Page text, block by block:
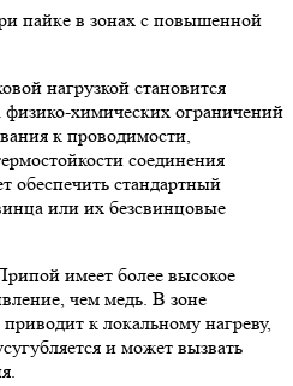
нагрузкой становится
химических ограничений
к проводимости,
соединения
обеспечить стандартный
или их безсвинцовые
имеет более высокое
чем медь. В зоне
к локальному нагреву,
и может вызвать